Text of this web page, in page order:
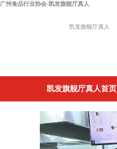
广州食品行业协会-凯发旗舰厅真人
凯发旗舰厅真人
凯发旗舰厅真人首页
重要活动